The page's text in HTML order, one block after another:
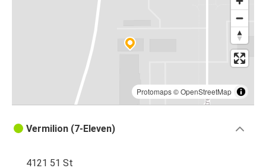
Protomaps©OpenStreetMap
Vermilion (7-Eleven)
4121 51 St